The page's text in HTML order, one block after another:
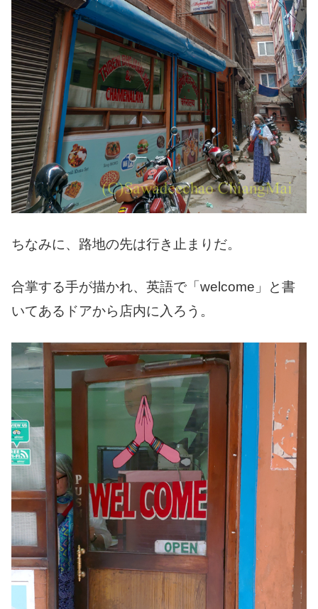
ちなみに、路地の先は行き止まりだ。
合掌する手が描かれ、英語で「welcome」と書
いてあるドアから店内に入ろう。